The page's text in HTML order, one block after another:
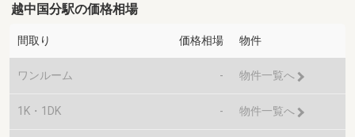
越中国分駅の価格相場
間取り 価格相場 物件
ワンルーム - 物件一覧へ
1K・1DK - 物件一覧へ